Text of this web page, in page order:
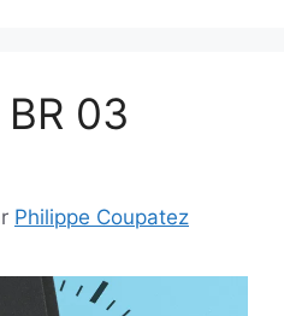
03
Philippe Coupatez